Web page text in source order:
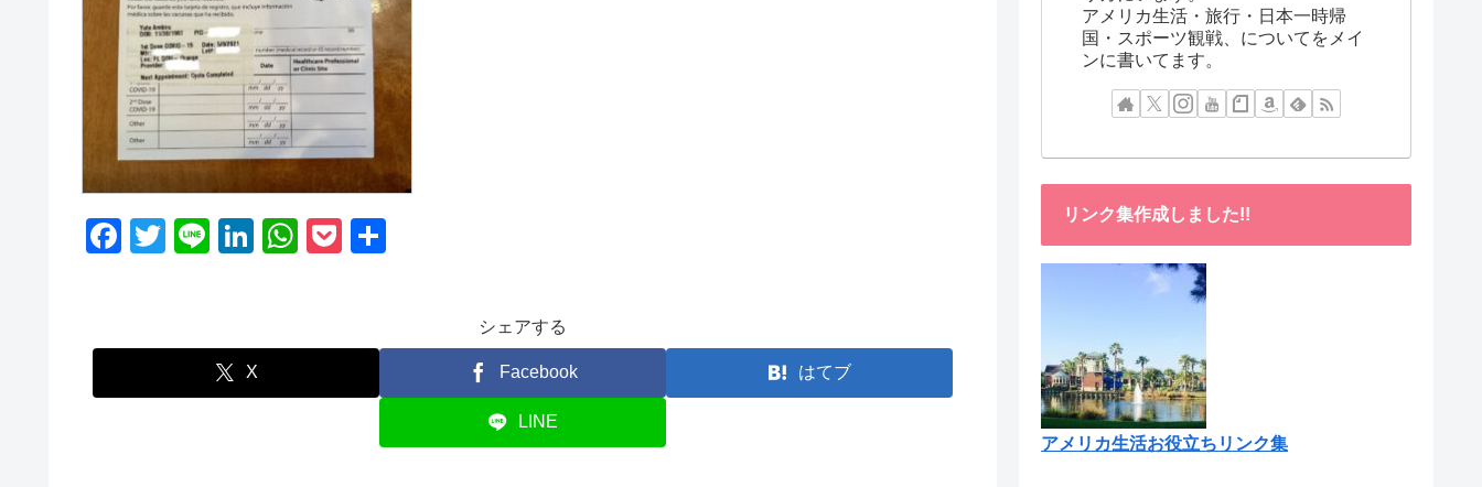
F
e
T
er
Li
Li
e
dI
W
s
P
et
シェアする
X Facebook はてブ
LINE
アメリカ生活・旅行・日本一時帰
国・スポーツ観戦、についてをメイ
ンに書いてます。
リンク集作成しました!!
アメリカ生活お役立ちリンク集